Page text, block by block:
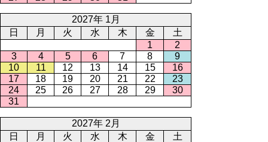
2027年 1月
日
月 火 水 木 金
土
1
2
3
4 5 6 7 8
9
10
11 12 13 14 15
16
17
18 19 20 21 22
23
24
25 26 27 28 29
30
31
2027年 2月
日
月 火 水 木 金
土